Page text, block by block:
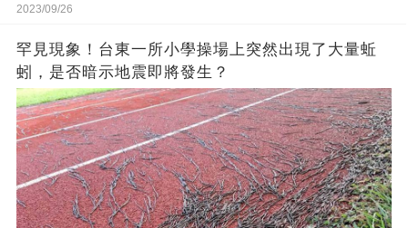
2023/09/26
罕見現象！台東一所小學操場上突然出現了大量蚯
蚓，是否暗示地震即將發生？